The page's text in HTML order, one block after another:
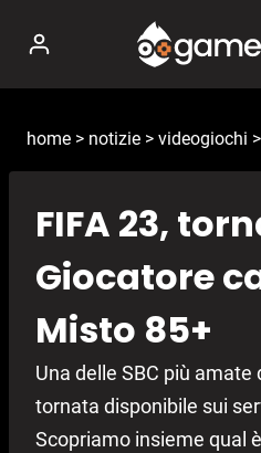
contenuto
home > notizie > videogiochi >
FIFA 23,
Giocatore
Misto 85+
Una delle SBC più
tornata disponibile sui
Scopriamo insieme qual